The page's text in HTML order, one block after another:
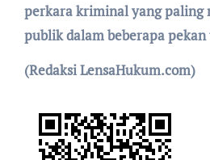
perkara kriminal yang paling
publik dalam beberapa
(Redaksi LensaHukum.com)